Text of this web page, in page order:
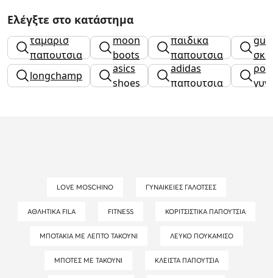
Ελέγξτε στο κατάστημα
ταμαρισ
παπουτσια
moon
boots
παιδικα
παπουτσια
κοριτσι
longchamp
asics
shoes
adidas
παπουτσια
LOVE MOSCHINO ΓΥΝΑΙΚΕΊΕΣ ΓΑΛΌΤΣΕΣ
ΑΘΛΗΤΙΚΆ FILA FITNESS ΚΟΡΙΤΣΊΣΤΙΚΑ ΠΑΠΟΎΤΣΙΑ
ΜΠΟΤΆΚΙΑ ΜΕ ΛΕΠΤΌ ΤΑΚΟΎΝΙ ΛΕΥΚΌ ΠΟΥΚΆΜΙΣΟ
ΜΠΌΤΕΣ ΜΕ ΤΑΚΟΎΝΙ ΚΛΕΙΣΤΆ ΠΑΠΟΎΤΣΙΑ